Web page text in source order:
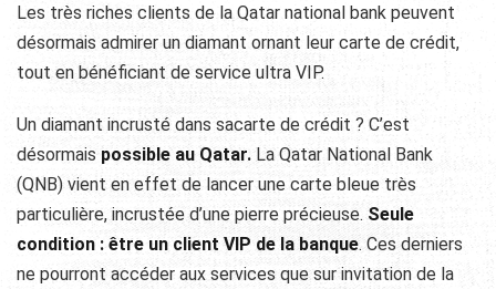
Les très riches clients de la Qatar national bank peuvent
désormais admirer un diamant ornant leur carte de crédit,
tout en bénéficiant de service ultra VIP.
Un diamant incrusté dans sacarte de crédit ? C’est
désormais possible au Qatar. La Qatar National Bank
(QNB) vient en effet de lancer une carte bleue très
particulière, incrustée d’une pierre précieuse. Seule
condition : être un client VIP de la banque. Ces derniers
ne pourront accéder aux services que sur invitation de la